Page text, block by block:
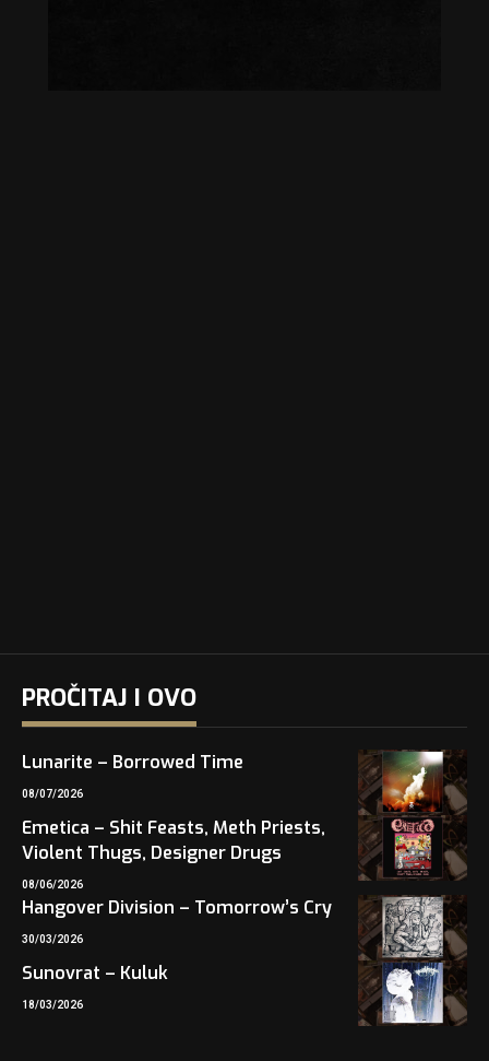
PROČITAJ I OVO
Lunarite – Borrowed Time
08/07/2026
Emetica – Shit Feasts, Meth Priests,
Violent Thugs, Designer Drugs
08/06/2026
Hangover Division – Tomorrow’s Cry
30/03/2026
Sunovrat – Kuluk
18/03/2026